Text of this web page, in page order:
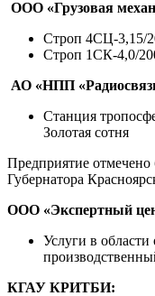
ООО «Грузовая
Строп 4СЦ-3,15/
Строп 1СК-4,0/
АО «НПП
Станция
Золотая сотня
Предприятие
Губернатора
ООО «Экспертный
Услуги в
КГАУ КРИТБИ: